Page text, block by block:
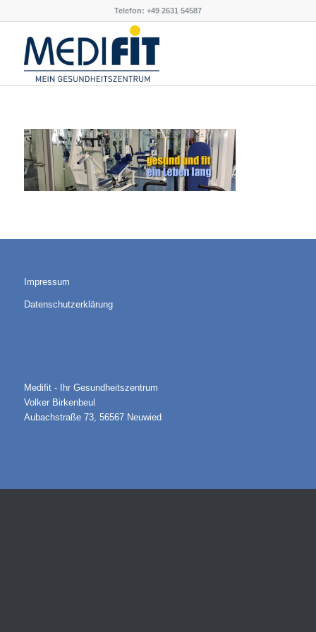
Telefon: +49 2631 54587
Impressum
Datenschutzerklärung
Medifit - Ihr Gesundheitszentrum
Volker Birkenbeul
Aubachstraße 73, 56567 Neuwied